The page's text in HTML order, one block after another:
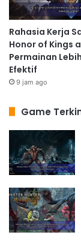
Rahasia Kerja
Honor of Kings
Permainan
Efektif
9 jam ago
Game